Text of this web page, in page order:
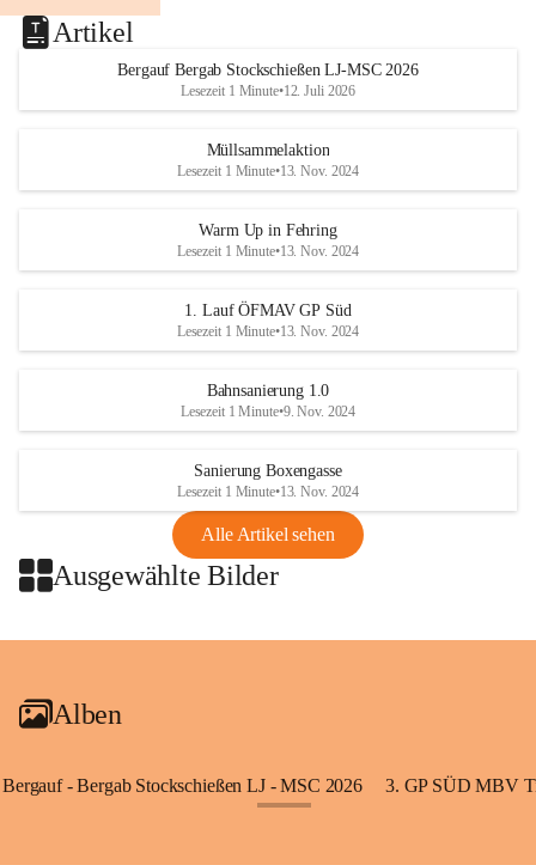
Artikel
Bergauf Bergab Stockschießen LJ-MSC 2026
Lesezeit 1 Minute•12. Juli 2026
Müllsammelaktion
Lesezeit 1 Minute•13. Nov. 2024
Warm Up in Fehring
Lesezeit 1 Minute•13. Nov. 2024
1. Lauf ÖFMAV GP Süd
Lesezeit 1 Minute•13. Nov. 2024
Bahnsanierung 1.0
Lesezeit 1 Minute•9. Nov. 2024
Sanierung Boxengasse
Lesezeit 1 Minute•13. Nov. 2024
Alle Artikel sehen
Ausgewählte Bilder
+2
Alben
Bergauf - Bergab Stockschießen LJ - MSC 2026 3. GP SÜD MBV